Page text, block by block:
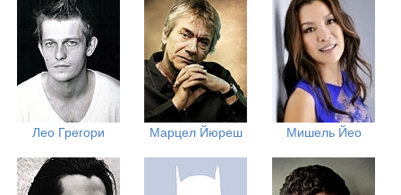
Лео Грегори Марцел Йюреш Мишель Йео